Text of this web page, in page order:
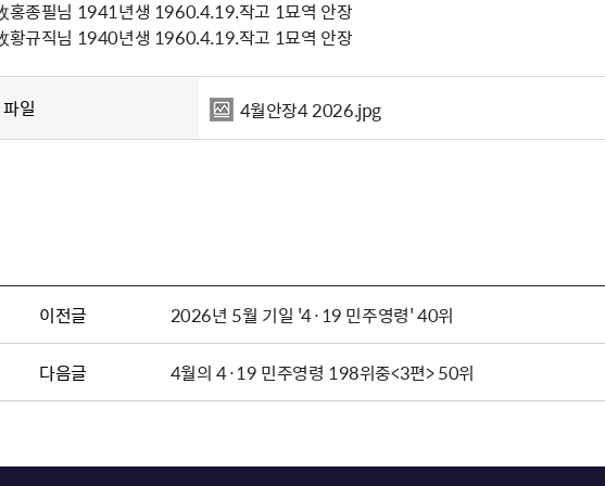
홍종필님 1941년생 1960.4.19.작고 1묘역 안장
황규직님 1940년생 1960.4.19.작고 1묘역 안장
파일 4월안장4 2026.jpg
이전글 2026년 5월 기일 '4·19 민주영령' 40위
다음글 4월의 4·19 민주영령 198위중<3편> 50위